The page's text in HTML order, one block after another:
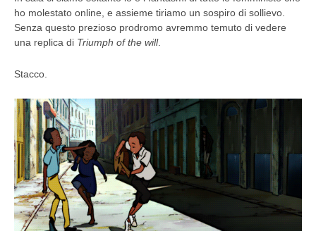
ho molestato online, e assieme tiriamo un sospiro di sollievo.
Senza questo prezioso prodromo avremmo temuto di vedere
una replica di Triumph of the will.
Stacco.